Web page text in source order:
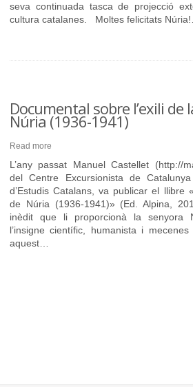
seva continuada tasca de projecció
cultura catalanes. Moltes felicitats
Documental sobre l’exili de
Núria (1936-1941)
Read more
L’any passat Manuel Castellet (http://
del Centre Excursionista de
d’Estudis Catalans, va publicar el llibre
de Núria (1936-1941)» (Ed. Alpina,
inèdit que li proporcionà la senyora
l’insigne científic, humanista i
aquest…